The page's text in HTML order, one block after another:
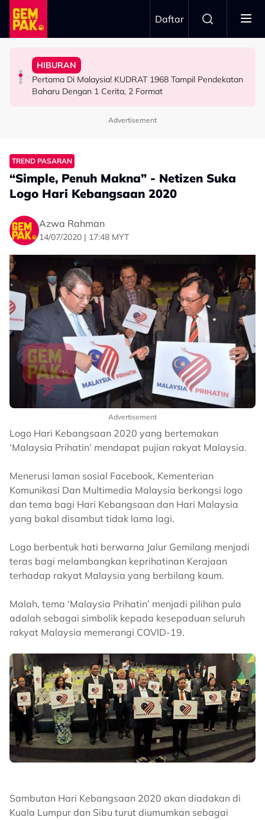
Skip to main content
Daftar
HIBURAN
Insiden Pemain Maut Disambar Petir, Diana Danielle
Luah Kebimbangan Isu Keselamatan Perlawanan Bola
HIBURAN
Pertama Di Malaysia! KUDRAT 1968 Tampil Pendekatan
Baharu Dengan 1 Cerita, 2 Format
HIBURAN
“Bagi Saya Itu Adalah Tanggungjawab…” - Makan
Sehari Sekali, Zarif Ghazzi Turun 21KG Demi Kudrat
HIBURAN
Syida Melvin Dalam Keadaan Tak Suci, Prosiding Lafaz
Cerai Terpaksa Ditangguh
Advertisement
TREND PASARAN
“Simple, Penuh Makna” - Netizen Suka
Logo Hari Kebangsaan 2020
Azwa Rahman
14/07/2020 | 17:48 MYT
Advertisement
Logo Hari Kebangsaan 2020 yang bertemakan
‘Malaysia Prihatin’ mendapat pujian rakyat Malaysia.
Menerusi laman sosial Facebook, Kementerian
Komunikasi Dan Multimedia Malaysia berkongsi logo
dan tema bagi Hari Kebangsaan dan Hari Malaysia
yang bakal disambut tidak lama lagi.
Logo berbentuk hati berwarna Jalur Gemilang menjadi
teras bagi melambangkan keprihatinan Kerajaan
terhadap rakyat Malaysia yang berbilang kaum.
Malah, tema ‘Malaysia Prihatin’ menjadi pilihan pula
adalah sebagai simbolik kepada kesepaduan seluruh
rakyat Malaysia memerangi COVID-19.
Sambutan Hari Kebangsaan 2020 akan diadakan di
Kuala Lumpur dan Sibu turut diumumkan sebagai